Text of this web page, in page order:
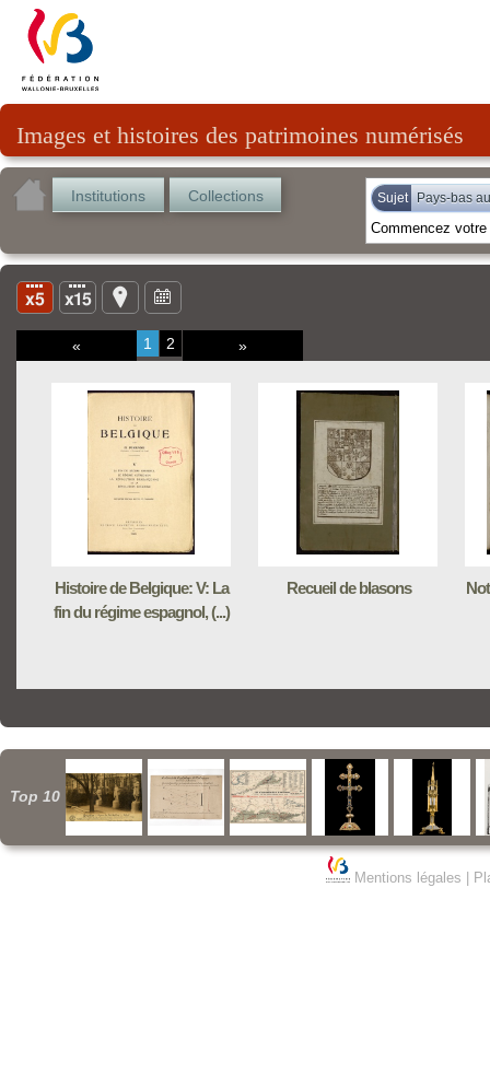
Images et histoires des patrimoines numérisés
Institutions Collections Sujet Pays-bas
« 1 2 »
Histoire de Belgique: V: La
fin du régime espagnol, (...)
Recueil de blasons
Top 10
Mentions légales